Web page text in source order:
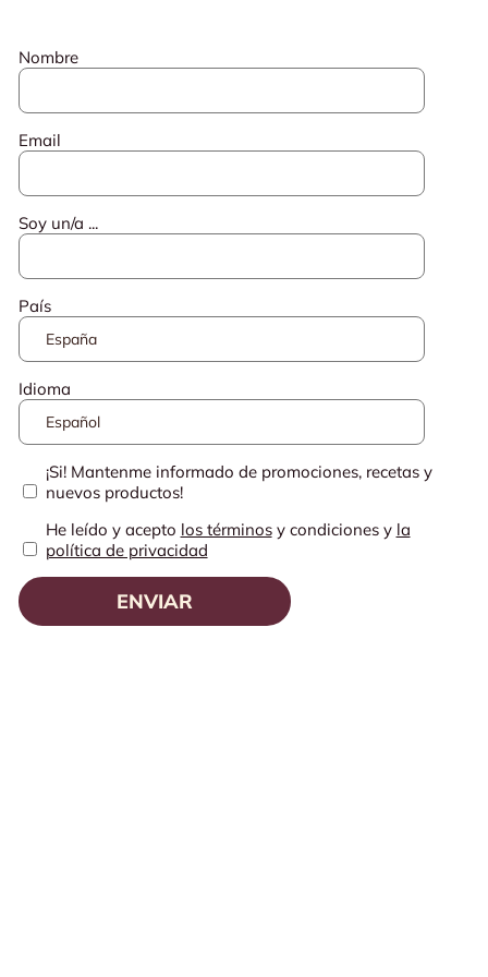
Nombre
Email
Soy un/a ...
País
Idioma
¡Si! Mantenme informado de promociones, recetas y
nuevos productos!
He leído y acepto los términosy condiciones y la
política de privacidad